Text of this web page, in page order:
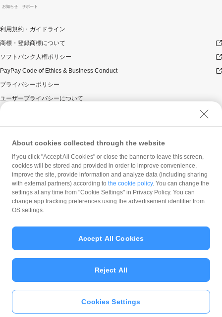
PayPayアプリをダウンロ
ード＞＞
お知らせ サポート
利用規約・ガイドライン
商標・登録商標について
ソフトバンク人権ポリシー
PayPay Code of Ethics & Business Conduct
プライバシーポリシー
ユーザープライバシーについて
ウェブサイト利用規約
反社会的勢力に対する方針
勧誘方針
マネロン等基本方針
カスタマーハラスメントに関する当社の考え方
© PayPay Corporation
About cookies collected through the website
If you click "Accept All Cookies" or close the banner to leave this screen,
cookies will be stored and provided in order to improve convenience,
improve the site, provide information and analyze data (including sharing
with external partners) according to the cookie policy. You can change the
settings at any time from "Cookie Settings" in Privacy Policy. You can
change app tracking preferences using the advertisement identifier from
OS settings.
Cookies Settings
Reject All
Accept All Cookies